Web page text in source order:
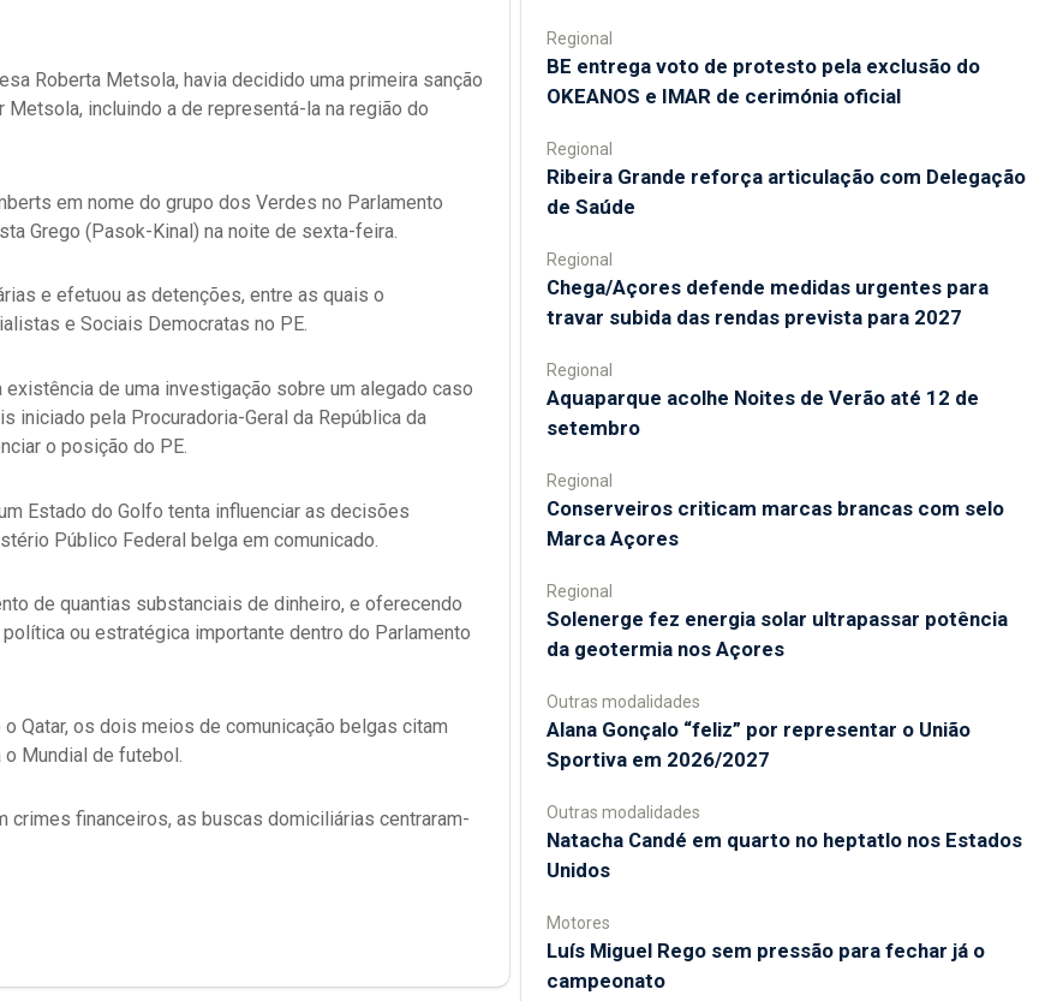
Roberta Metsola, havia decidido uma primeira sanção
incluindo a de representá-la na região do
em nome do grupo dos Verdes no Parlamento
Grego (Pasok-Kinal) na noite de sexta-feira.
e efetuou as detenções, entre as quais o
e Sociais Democratas no PE.
existência de uma investigação sobre um alegado caso
iniciado pela Procuradoria-Geral da República da
o posição do PE.
Estado do Golfo tenta influenciar as decisões
Público Federal belga em comunicado.
de quantias substanciais de dinheiro, e oferecendo
ou estratégica importante dentro do Parlamento
Qatar, os dois meios de comunicação belgas citam
Mundial de futebol.
crimes financeiros, as buscas domiciliárias centraram-
Regional
BE entrega voto de protesto pela exclusão do
OKEANOS e IMAR de cerimónia oficial
Regional
Ribeira Grande reforça articulação com Delegação
de Saúde
Regional
Chega/Açores defende medidas urgentes para
travar subida das rendas prevista para 2027
Regional
Aquaparque acolhe Noites de Verão até 12 de
setembro
Regional
Conserveiros criticam marcas brancas com selo
Marca Açores
Regional
Solenerge fez energia solar ultrapassar potência
da geotermia nos Açores
Outras modalidades
Alana Gonçalo “feliz” por representar o União
Sportiva em 2026/2027
Outras modalidades
Natacha Candé em quarto no heptatlo nos Estados
Unidos
Motores
Luís Miguel Rego sem pressão para fechar já o
campeonato